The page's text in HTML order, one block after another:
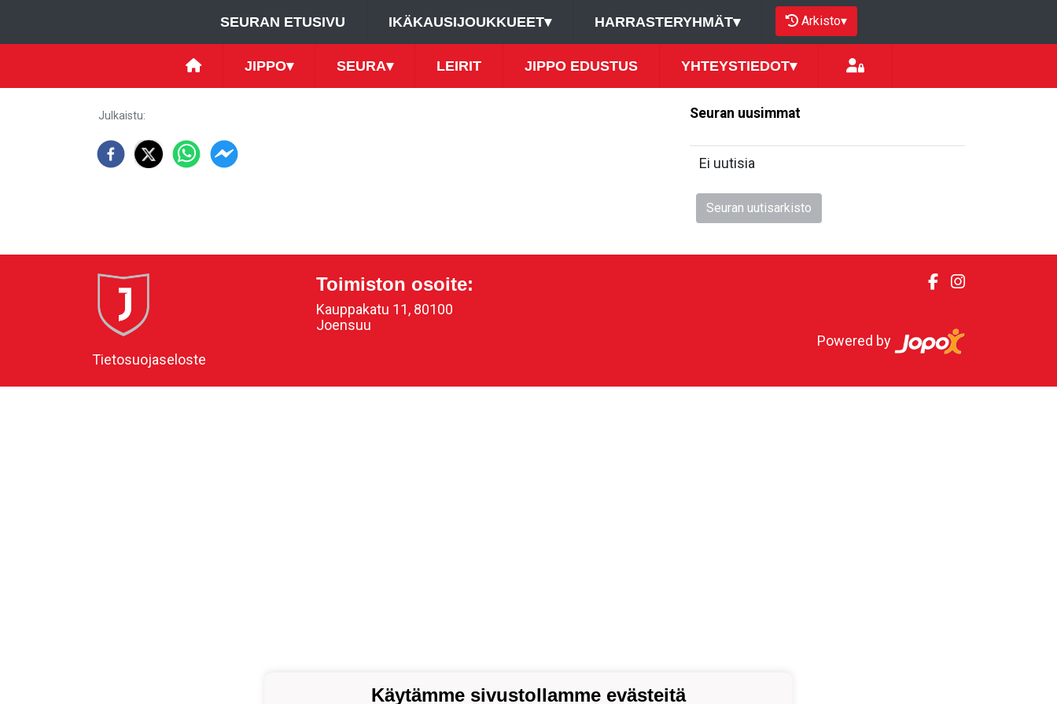
SEURAN ETUSIVU IKÄKAUSIJOUKKUEET▾ HARRASTERYHMÄT▾ Arkisto▾
JIPPO▾ SEURA▾ LEIRIT JIPPO EDUSTUS YHTEYSTIEDOT▾
Julkaistu: Seuran uusimmat
Ei uutisia
Seuran uutisarkisto
Tietosuojaseloste
Toimiston osoite:
Kauppakatu 11, 80100
Joensuu
Powered by
Käytämme sivustollamme evästeitä